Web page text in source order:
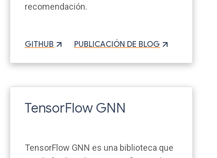
recomendación.
GITHUB PUBLICACIÓN DE BLOG
TensorFlow GNN
TensorFlow GNN es una biblioteca que